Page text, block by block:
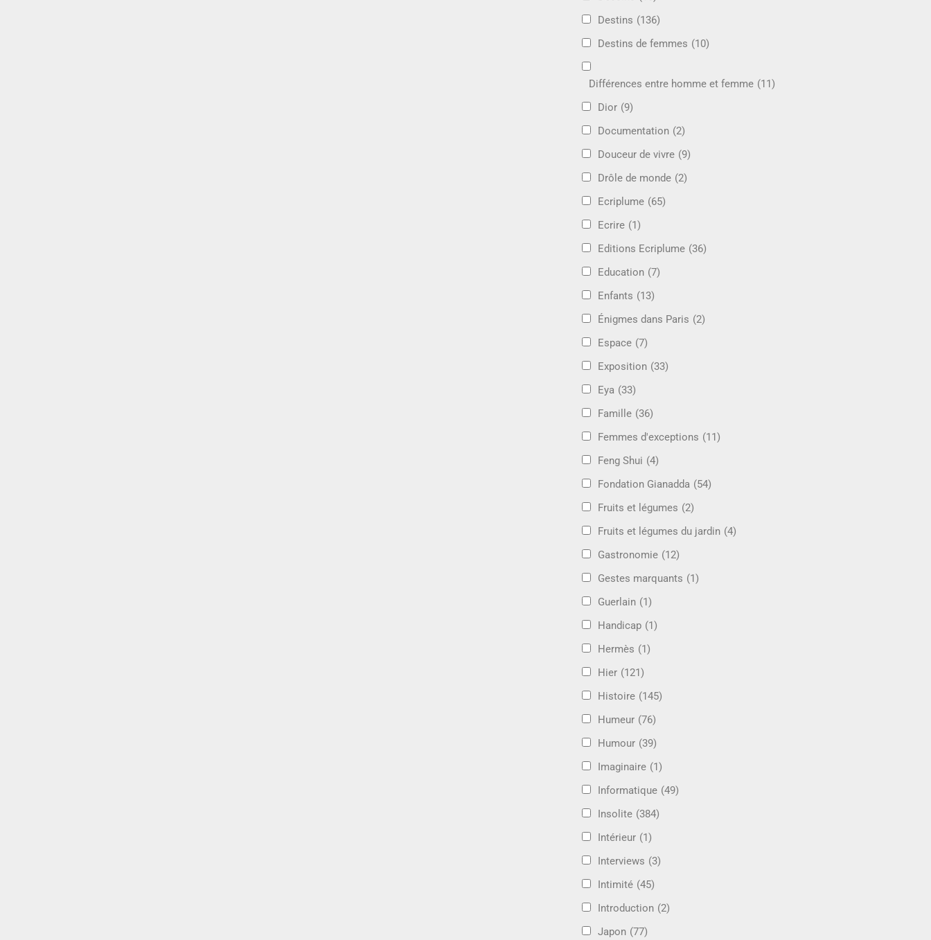
Destins (136)
Destins de femmes (10)
Différences entre homme et femme (11)
Dior (9)
Documentation (2)
Douceur de vivre (9)
Drôle de monde (2)
Ecriplume (65)
Ecrire (1)
Editions Ecriplume (36)
Education (7)
Enfants (13)
Énigmes dans Paris (2)
Espace (7)
Exposition (33)
Eya (33)
Famille (36)
Femmes d'exceptions (11)
Feng Shui (4)
Fondation Gianadda (54)
Fruits et légumes (2)
Fruits et légumes du jardin (4)
Gastronomie (12)
Gestes marquants (1)
Guerlain (1)
Handicap (1)
Hermès (1)
Hier (121)
Histoire (145)
Humeur (76)
Humour (39)
Imaginaire (1)
Informatique (49)
Insolite (384)
Intérieur (1)
Interviews (3)
Intimité (45)
Introduction (2)
Japon (77)